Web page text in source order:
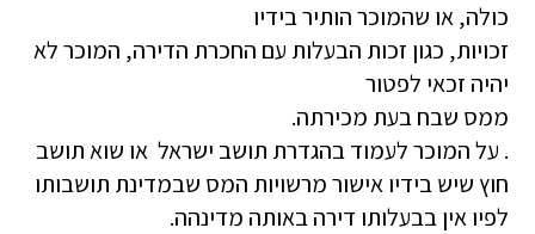
כולה, או שהמוכר הותיר בידיו
זכויות, כגון זכות הבעלות עם החכרת הדירה, המוכר לא
יהיה זכאי לפטור
ממס שבח בעת מכירתה.
. על המוכר לעמוד בהגדרת תושב ישראל או שוא תושב
חוץ שיש בידיו אישור מרשויות המס שבמדינת תושבותו
לפיו אין בבעלותו דירה באותה מדינהה.